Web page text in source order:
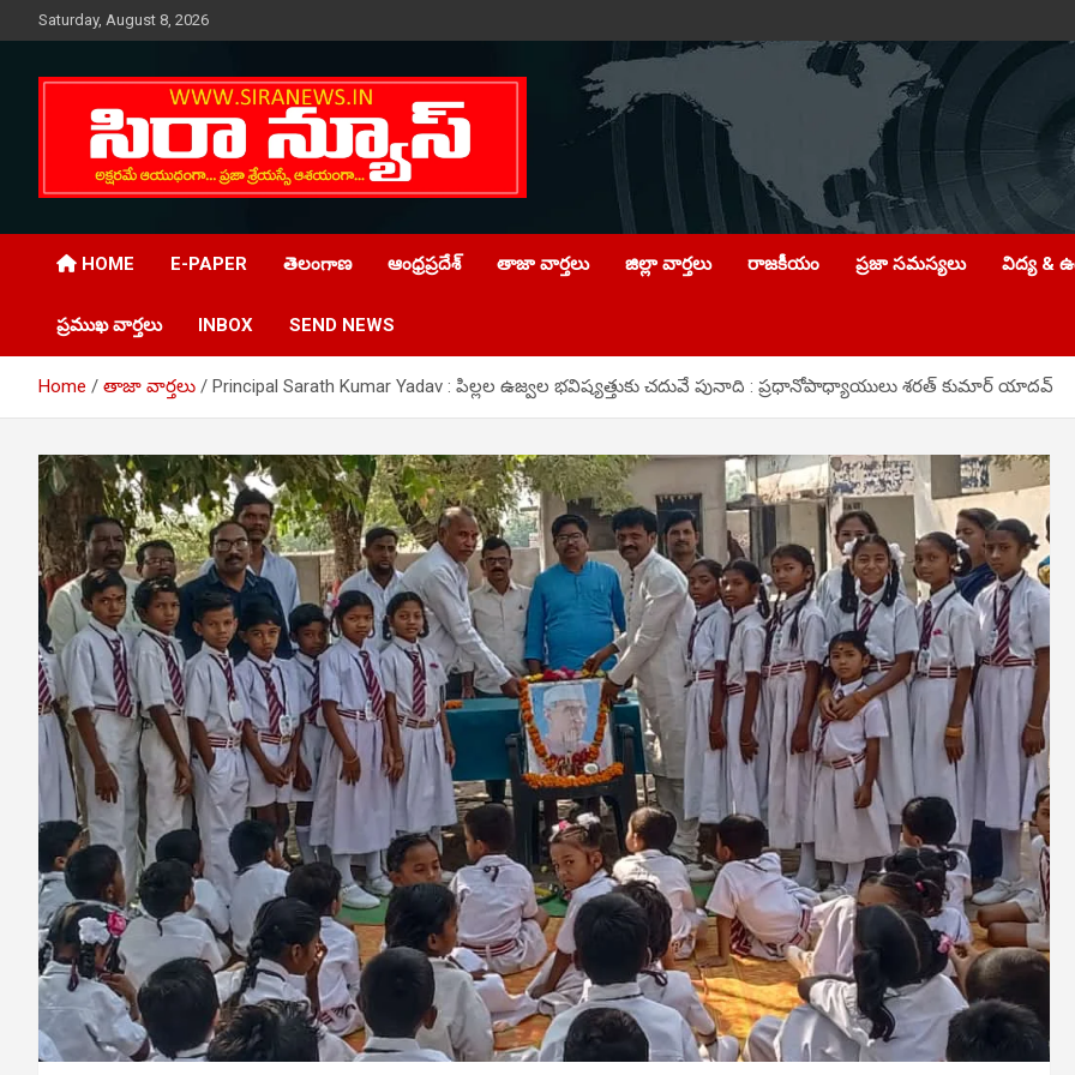
to
Saturday, August 8, 2026
SIRA NEWS
HOME E-PAPER తెలంగాణ ఆంధ్రప్రదేశ్ తాజా వార్తలు జిల్లా వార్తలు రాజకీయం ప్రజా సమస్యలు విద్య &
ప్రముఖ వార్తలు INBOX SEND NEWS
Home తాజా వార్తలు Principal Sarath Kumar Yadav : పిల్లల ఉజ్వల భవిష్యత్తుకు చదువే పునాది : ప్రధానోపాధ్యాయులు శరత్ కుమార్ యాదవ్